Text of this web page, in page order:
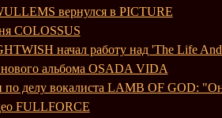
вернулся в PICTURE
COLOSSUS
начал работу над 'The Life
альбома OSADA VIDA
по делу вокалиста LAMB OF GOD:
FULLFORCE